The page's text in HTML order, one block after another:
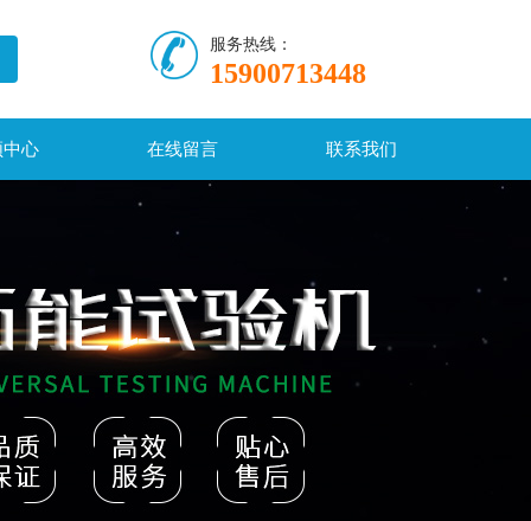
服务热线：
15900713448
心 在线留言 联系我们